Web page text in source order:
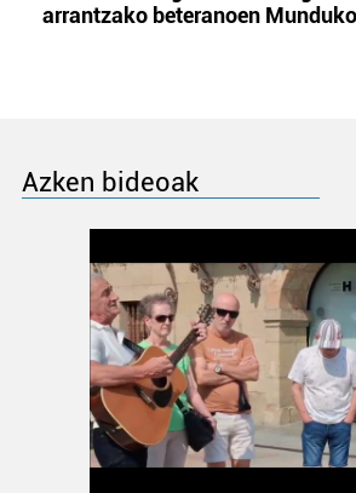
arrantzako beteranoen
Azken bideoak